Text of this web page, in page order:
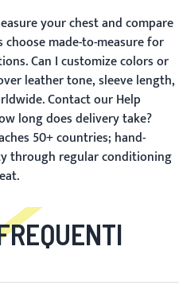
your chest and compare
choose made-to-measure for
Can I customize colors or
leather tone, sleeve length,
Contact ourHelp
long does delivery take?
50+ countries; hand-
through regular conditioning